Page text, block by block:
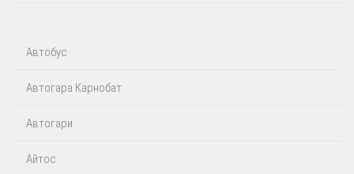
Автобус
Автогара Карнобат
Автогари
Айтос‎